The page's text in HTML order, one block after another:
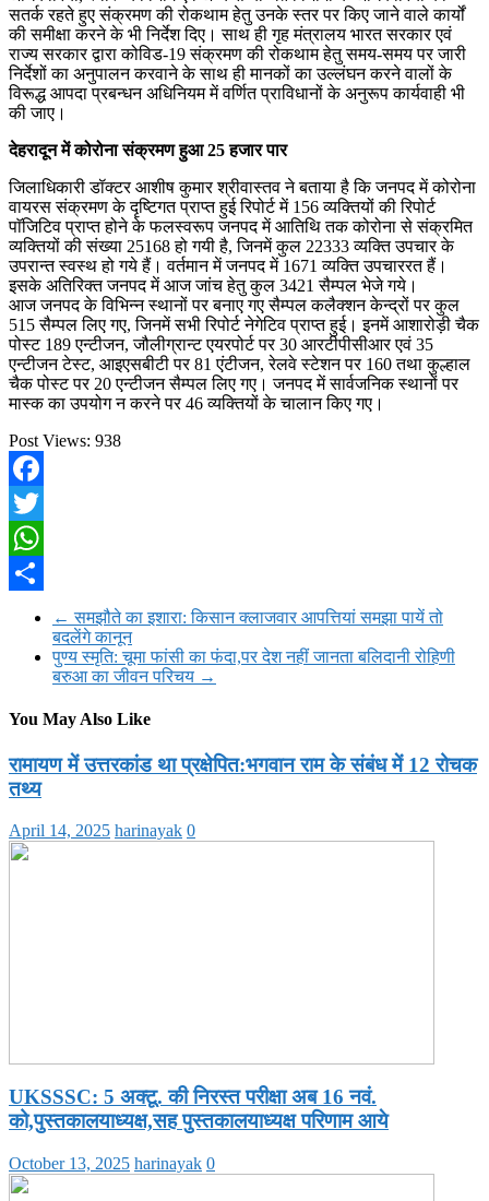
सतर्क रहते हुए संक्रमण की रोकथाम हेतु उनके स्तर पर किए जाने वाले कार्यों
की समीक्षा करने के भी निर्देश दिए। साथ ही गृह मंत्रालय भारत सरकार एवं
राज्य सरकार द्वारा कोविड-19 संक्रमण की रोकथाम हेतु समय-समय पर जारी
निर्देशों का अनुपालन करवाने के साथ ही मानकों का उल्लंघन करने वालों के
विरूद्ध आपदा प्रबन्धन अधिनियम में वर्णित प्राविधानों के अनुरूप कार्यवाही भी
की जाए।
देहरादून में कोरोना संक्रमण हुआ 25 हजार पार
जिलाधिकारी डॉक्टर आशीष कुमार श्रीवास्तव ने बताया है कि जनपद में कोरोना
वायरस संक्रमण के दृष्टिगत प्राप्त हुई रिपोर्ट में 156 व्यक्तियों की रिपोर्ट
पाॅजिटिव प्राप्त होने के फलस्वरूप जनपद में आतिथि तक कोरोना से संक्रमित
व्यक्तियों की संख्या 25168 हो गयी है, जिनमें कुल 22333 व्यक्ति उपचार के
उपरान्त स्वस्थ हो गये हैं। वर्तमान में जनपद में 1671 व्यक्ति उपचाररत हैं।
इसके अतिरिक्त जनपद में आज जांच हेतु कुल 3421 सैम्पल भेजे गये।
आज जनपद के विभिन्न स्थानों पर बनाए गए सैम्पल कलैक्शन केन्द्रों पर कुल
515 सैम्पल लिए गए, जिनमें सभी रिपोर्ट नेगेटिव प्राप्त हुई। इनमें आशारोड़ी चैक
पोस्ट 189 एन्टीजन, जौलीग्रान्ट एयरपोर्ट पर 30 आरटीपीसीआर एवं 35
एन्टीजन टेस्ट, आइएसबीटी पर 81 एंटीजन, रेलवे स्टेशन पर 160 तथा कुल्हाल
चैक पोस्ट पर 20 एन्टीजन सैम्पल लिए गए। जनपद में सार्वजनिक स्थानों पर
मास्क का उपयोग न करने पर 46 व्यक्तियों के चालान किए गए।
Post Views: 938
Facebook
Twitter
WhatsApp
← समझौते का इशारा: किसान क्लाजवार आपत्तियां समझा पायें तो
बदलेंगे कानून
पुण्य स्मृति: चूमा फांसी का फंदा,पर देश नहीं जानता बलिदानी रोहिणी
बरुआ का जीवन परिचय →
You May Also Like
रामायण में उत्तरकांड था प्रक्षेपित:भगवान राम के संबंध में 12 रोचक
तथ्‍य
April 14, 2025 harinayak 0
UKSSSC: 5 अक्टू. की निरस्त परीक्षा अब 16 नवं.
को,पुस्तकालयाध्यक्ष,सह पुस्तकालयाध्यक्ष परिणाम आये
October 13, 2025 harinayak 0